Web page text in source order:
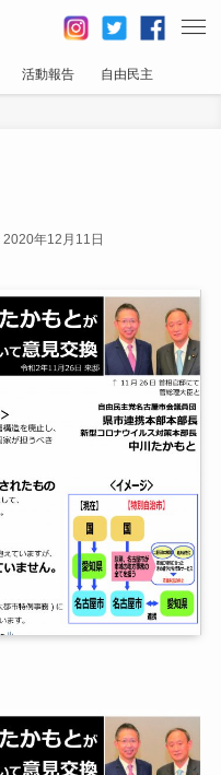
活動報告 自由民主
2020年12月11日